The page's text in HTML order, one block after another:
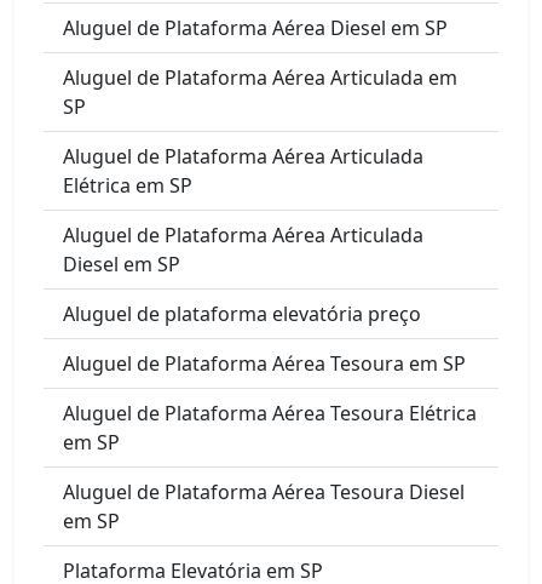
Aluguel de Plataforma Aérea Diesel em SP
Aluguel de Plataforma Aérea Articulada em
SP
Aluguel de Plataforma Aérea Articulada
Elétrica em SP
Aluguel de Plataforma Aérea Articulada
Diesel em SP
Aluguel de plataforma elevatória preço
Aluguel de Plataforma Aérea Tesoura em SP
Aluguel de Plataforma Aérea Tesoura Elétrica
em SP
Aluguel de Plataforma Aérea Tesoura Diesel
em SP
Plataforma Elevatória em SP